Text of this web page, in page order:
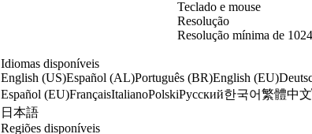
Teclado e mouse
Resolução
Resolução mínima de
Idiomas disponíveis
English (US)Español (AL)Português (BR)English (EU)
Español (EU)FrançaisItalianoPolskiРусский한국어繁體中文
日本語
Regiões disponíveis